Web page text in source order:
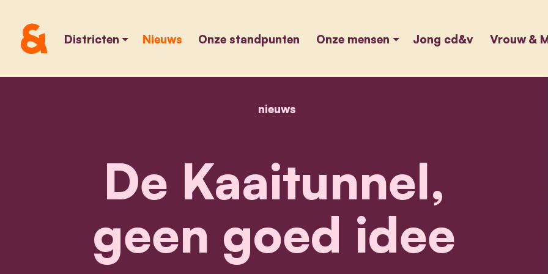
Districten Nieuws Onze standpunten Onze mensen Jong cd&v Vrouw &
home
nieuwsde kaaitunnel, geen goed idee
De Kaaitunnel,
geen goed idee